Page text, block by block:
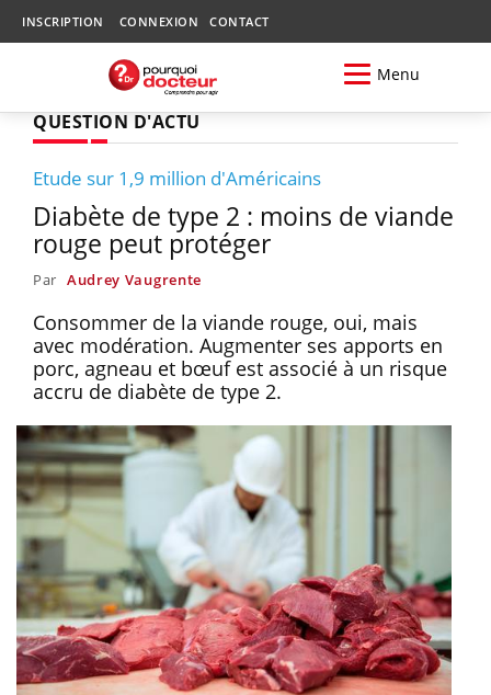
INSCRIPTION CONNEXION CONTACT
Menu
QUESTION D'ACTU
Etude sur 1,9 million d'Américains
Diabète de type 2 : moins de viande
rouge peut protéger
Par Audrey Vaugrente
Consommer de la viande rouge, oui, mais
avec modération. Augmenter ses apports en
porc, agneau et bœuf est associé à un risque
accru de diabète de type 2.